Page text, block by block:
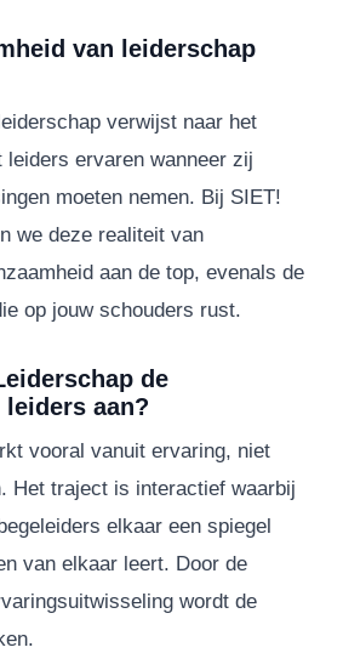
van leiderschap
verwijst naar het
ervaren wanneer zij
moeten nemen. Bij SIET!
we deze realiteit van
aan de top, evenals de
op jouw schouders rust.
de
leiders aan?
vooral vanuit ervaring, niet
Het traject is interactief waarbij
elkaar een spiegel
van elkaar leert. Door de
wordt de